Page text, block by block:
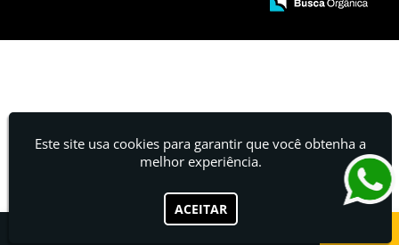
Este site usa cookies para garantir que você obtenha a
melhor experiência.
ACEITAR